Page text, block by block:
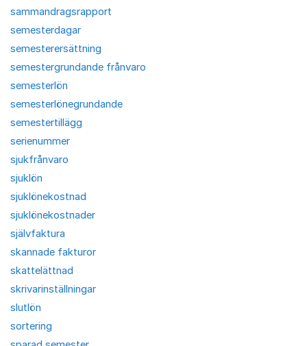
sammandragsrapport
semesterdagar
semesterersättning
semestergrundande frånvaro
semesterlön
semesterlönegrundande
semestertillägg
serienummer
sjukfrånvaro
sjuklön
sjuklönekostnad
sjuklönekostnader
självfaktura
skannade fakturor
skattelättnad
skrivarinställningar
slutlön
sortering